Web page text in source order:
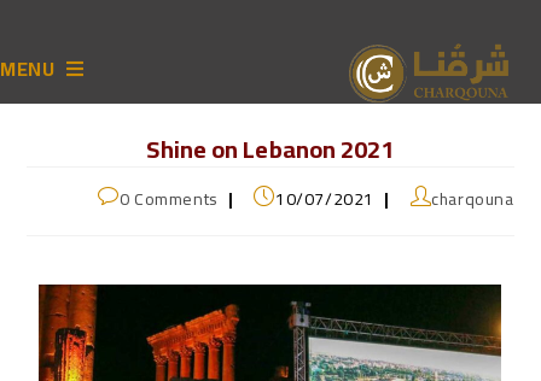
MENU
Shine on Lebanon 2021
charqouna
10/07/2021
0 Comments